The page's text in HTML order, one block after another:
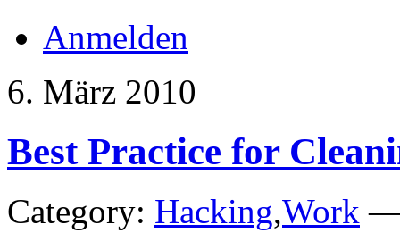
Anmelden
6. März 2010
Best Practice for
Category: Hacking,Work —